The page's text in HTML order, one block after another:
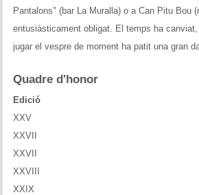
Historial del torneig Montgrí
Torneig de Nadal
Historial del torneig de Nadal
Torneig Social
Pantalons" (bar La Muralla) o a Can Pitu Bou
entusiàsticament obligat. El temps ha
jugar el vespre de moment ha patit una gran
Quadre d'honor
Edició
XXV
XXVII
XXVII
XXVIII
XXIX